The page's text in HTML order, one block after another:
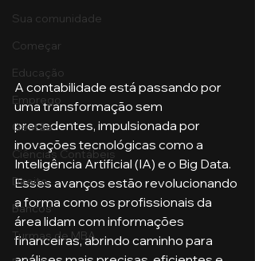
Sua comunidade
Começar
Educação
Emprego
Gestão
Ciências Contábeis
Direito
Bancos
Turmas de MBA
A contabilidade está passando por
uma transformação sem
precedentes, impulsionada por
inovações tecnológicas como a
Inteligência Artificial (IA) e o Big Data.
Esses avanços estão revolucionando
a forma como os profissionais da
área lidam com informações
financeiras, abrindo caminho para